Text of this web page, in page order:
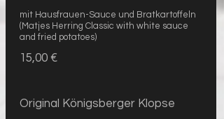
mit Hausfrauen-Sauce und Bratkartoffeln
(Matjes Herring Classic with white sauce
and fried potatoes)
15,00 €
Original Königsberger Klopse